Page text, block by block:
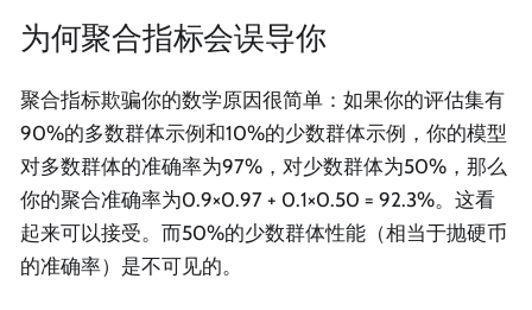
为何聚合指标会误导你
聚合指标欺骗你的数学原因很简单：如果你的评估集有
90%的多数群体示例和10%的少数群体示例，你的模型
对多数群体的准确率为97%，对少数群体为50%，那么
你的聚合准确率为0.9×0.97 + 0.1×0.50 = 92.3%。这看
起来可以接受。而50%的少数群体性能（相当于抛硬币
的准确率）是不可见的。